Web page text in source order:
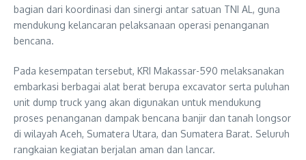
bagian dari koordinasi dan sinergi antar satuan TNI AL, guna
mendukung kelancaran pelaksanaan operasi penanganan
bencana.
Pada kesempatan tersebut, KRI Makassar-590 melaksanakan
embarkasi berbagai alat berat berupa excavator serta puluhan
unit dump truck yang akan digunakan untuk mendukung
proses penanganan dampak bencana banjir dan tanah longsor
di wilayah Aceh, Sumatera Utara, dan Sumatera Barat. Seluruh
rangkaian kegiatan berjalan aman dan lancar.